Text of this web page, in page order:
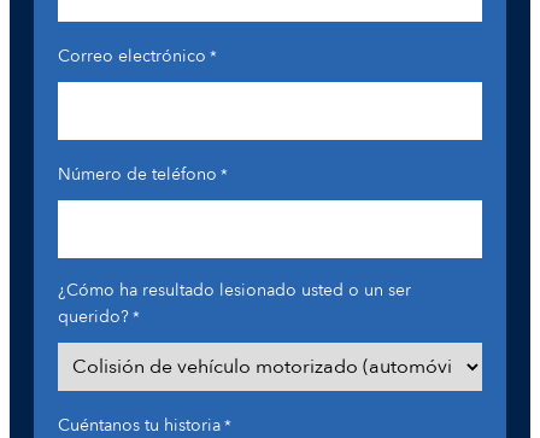
Correo electrónico *
Número de teléfono *
¿Cómo ha resultado lesionado usted o un ser
querido?*
Cuéntanos tu historia*